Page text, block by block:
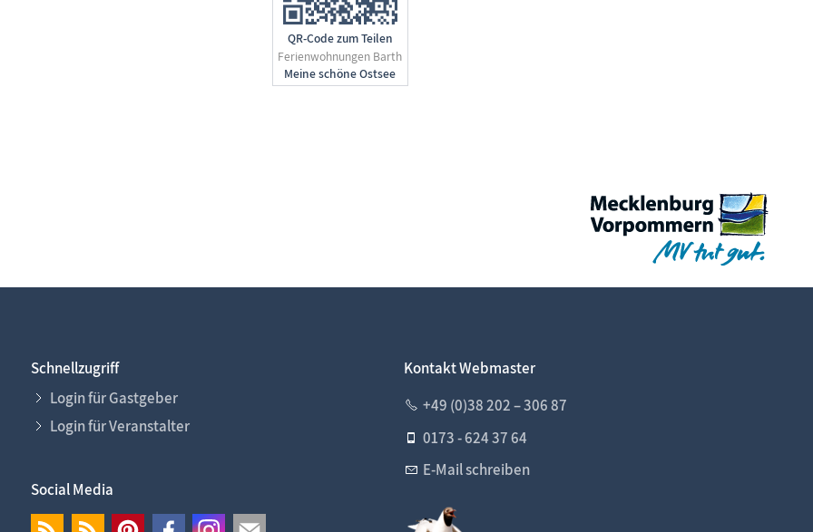
QR-Code zum Teilen
Ferienwohnungen Barth
Schnellzugriff
Login für Gastgeber
Login für Veranstalter
Social Media
Kontakt Webmaster
+49 (0)38 202 – 306 87
0173 - 624 37 64
E-Mail schreiben